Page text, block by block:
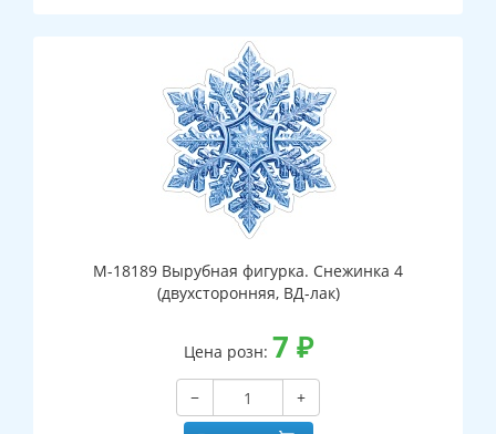
М-18189 Вырубная фигурка. Снежинка 4
(двухсторонняя, ВД-лак)
Цена розн: 7 ₽
−
+